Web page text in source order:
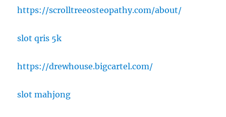
https://scrolltreeosteopathy.com/about/
slot qris 5k
https://drewhouse.bigcartel.com/
slot mahjong